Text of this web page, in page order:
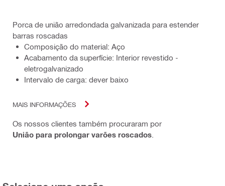
Porca de união arredondada galvanizada para estender
barras roscadas
Composição do material: Aço
Acabamento da superfície: Interior revestido -
eletrogalvanizado
Intervalo de carga: dever baixo
MAIS INFORMAÇÕES
Os nossos clientes também procuraram por
União para prolongar varões roscados